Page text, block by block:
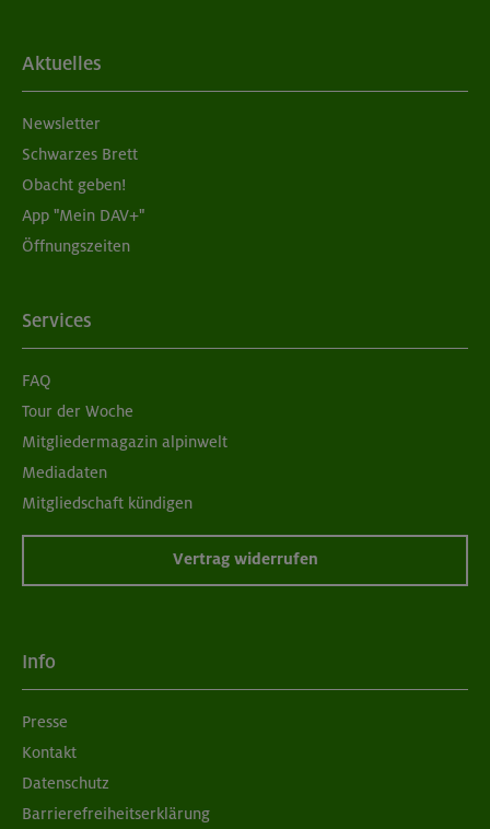
Aktuelles
Newsletter
Schwarzes Brett
Obacht geben!
App "Mein DAV+"
Öffnungszeiten
Services
FAQ
Tour der Woche
Mitgliedermagazin alpinwelt
Mediadaten
Mitgliedschaft kündigen
Vertrag widerrufen
Info
Presse
Kontakt
Datenschutz
Barrierefreiheitserklärung